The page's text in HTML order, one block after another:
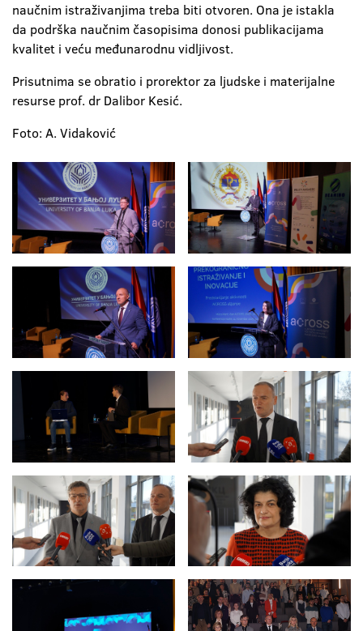
naučnim istraživanjima treba biti otvoren. Ona je istakla
da podrška naučnim časopisima donosi publikacijama
kvalitet i veću međunarodnu vidljivost.
Prisutnima se obratio i prorektor za ljudske i materijalne
resurse prof. dr Dalibor Kesić.
Foto: A. Vidaković